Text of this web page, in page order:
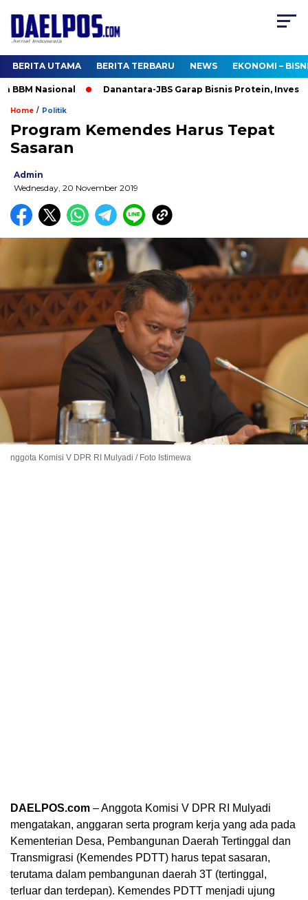
BERITA UTAMA BERITA TERBARU NEWS EKONOMI –
Nasional Danantara-JBS Garap Bisnis Protein, Investasi
Home / Politik
Program Kemendes Harus Tepat
Sasaran
Admin
Wednesday, 20 November 2019
nggota Komisi V DPR RI Mulyadi / Foto Istimewa
DAELPOS.com – Anggota Komisi V DPR RI Mulyadi
mengatakan, anggaran serta program kerja yang ada pada
Kementerian Desa, Pembangunan Daerah Tertinggal dan
Transmigrasi (Kemendes PDTT) harus tepat sasaran,
terutama dalam pembangunan daerah 3T (tertinggal,
terluar dan terdepan). Kemendes PDTT menjadi ujung